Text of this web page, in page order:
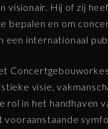
visionair. Hij of zij
bepalen en om
internationaal
visie,
in het handhaven